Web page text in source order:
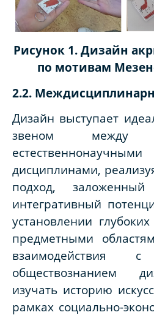
Рисунок 1. Дизайн
по мотивам
2.2.
Дизайн выступает
звеном между
дисциплинами,
подход,
интегративный
установлении
предметными
обществознанием
изучать историю
рамках социально-